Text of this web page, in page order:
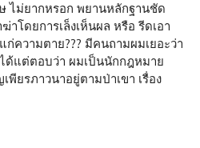
ไม่ยากหรอก พยานหลักฐานชัด
าโดยการเล็งเห็นผล หรือ รีดเอา
ก่ความตาย??? มีคนถามผมเยอะว่า
ด้แต่ตอบว่า ผมเป็นนักกฎหมาย
ยรภาวนาอยู่ตามป่าเขา เรื่อง